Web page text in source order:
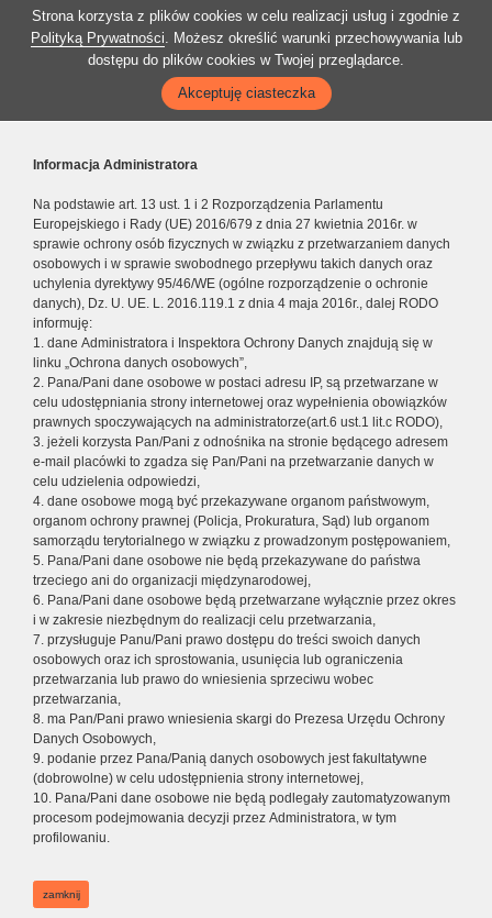
Strona korzysta z plików cookies w celu realizacji usług i zgodnie z
Polityką Prywatności. Możesz określić warunki przechowywania lub
dostępu do plików cookies w Twojej przeglądarce.
Akceptuję ciasteczka
Informacja Administratora
Na podstawie art. 13 ust. 1 i 2 Rozporządzenia Parlamentu
Europejskiego i Rady (UE) 2016/679 z dnia 27 kwietnia 2016r. w
sprawie ochrony osób fizycznych w związku z przetwarzaniem danych
osobowych i w sprawie swobodnego przepływu takich danych oraz
uchylenia dyrektywy 95/46/WE (ogólne rozporządzenie o ochronie
danych), Dz. U. UE. L. 2016.119.1 z dnia 4 maja 2016r., dalej RODO
informuję:
1. dane Administratora i Inspektora Ochrony Danych znajdują się w
linku „Ochrona danych osobowych”,
2. Pana/Pani dane osobowe w postaci adresu IP, są przetwarzane w
celu udostępniania strony internetowej oraz wypełnienia obowiązków
prawnych spoczywających na administratorze(art.6 ust.1 lit.c RODO),
3. jeżeli korzysta Pan/Pani z odnośnika na stronie będącego adresem
e-mail placówki to zgadza się Pan/Pani na przetwarzanie danych w
celu udzielenia odpowiedzi,
4. dane osobowe mogą być przekazywane organom państwowym,
organom ochrony prawnej (Policja, Prokuratura, Sąd) lub organom
samorządu terytorialnego w związku z prowadzonym postępowaniem,
5. Pana/Pani dane osobowe nie będą przekazywane do państwa
trzeciego ani do organizacji międzynarodowej,
6. Pana/Pani dane osobowe będą przetwarzane wyłącznie przez okres
i w zakresie niezbędnym do realizacji celu przetwarzania,
7. przysługuje Panu/Pani prawo dostępu do treści swoich danych
osobowych oraz ich sprostowania, usunięcia lub ograniczenia
przetwarzania lub prawo do wniesienia sprzeciwu wobec
przetwarzania,
8. ma Pan/Pani prawo wniesienia skargi do Prezesa Urzędu Ochrony
Danych Osobowych,
9. podanie przez Pana/Panią danych osobowych jest fakultatywne
(dobrowolne) w celu udostępnienia strony internetowej,
10. Pana/Pani dane osobowe nie będą podlegały zautomatyzowanym
procesom podejmowania decyzji przez Administratora, w tym
profilowaniu.
zamknij